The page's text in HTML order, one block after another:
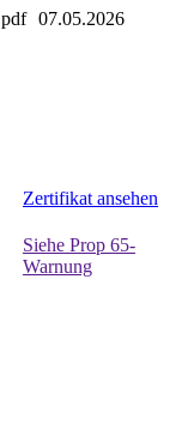
pdf 07.05.2026
Zertifikat ansehen
Siehe Prop 65-
Warnung